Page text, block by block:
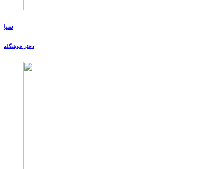
سیا
دختر خوشگله